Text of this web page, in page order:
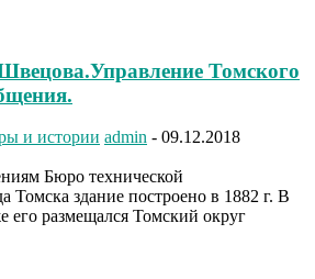
Томского
и истории admin - 09.12.2018
Бюро технической
Томска здание построено в 1882 г. В
его размещался Томский округ